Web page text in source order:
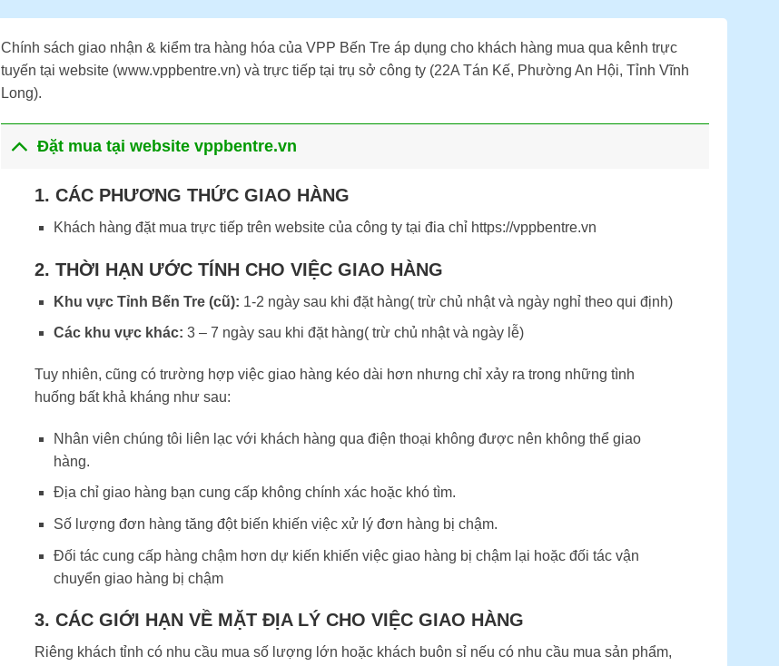
Chính sách giao nhận & kiểm tra hàng hóa của VPP Bến Tre áp dụng cho khách hàng mua qua kênh trực
tuyến tại website (www.vppbentre.vn) và trực tiếp tại trụ sở công ty (22A Tán Kế, Phường An Hội, Tỉnh Vĩnh
Long).
Đặt mua tại website vppbentre.vn
1. CÁC PHƯƠNG THỨC GIAO HÀNG
Khách hàng đặt mua trực tiếp trên website của công ty tại đia chỉ https://vppbentre.vn
2. THỜI HẠN ƯỚC TÍNH CHO VIỆC GIAO HÀNG
Khu vực Tỉnh Bến Tre (cũ): 1-2 ngày sau khi đặt hàng( trừ chủ nhật và ngày nghỉ theo qui định)
Các khu vực khác: 3 – 7 ngày sau khi đặt hàng( trừ chủ nhật và ngày lễ)
Tuy nhiên, cũng có trường hợp việc giao hàng kéo dài hơn nhưng chỉ xảy ra trong những tình
huống bất khả kháng như sau:
Nhân viên chúng tôi liên lạc với khách hàng qua điện thoại không được nên không thể giao
hàng.
Địa chỉ giao hàng bạn cung cấp không chính xác hoặc khó tìm.
Số lượng đơn hàng tăng đột biến khiến việc xử lý đơn hàng bị chậm.
Đối tác cung cấp hàng chậm hơn dự kiến khiến việc giao hàng bị chậm lại hoặc đối tác vận
chuyển giao hàng bị chậm
3. CÁC GIỚI HẠN VỀ MẶT ĐỊA LÝ CHO VIỆC GIAO HÀNG
Riêng khách tỉnh có nhu cầu mua số lượng lớn hoặc khách buôn sỉ nếu có nhu cầu mua sản phẩm,